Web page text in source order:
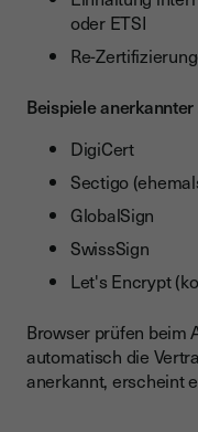
oder ETSI
Re-
Beispiele
DigiCert
Sectigo
GlobalSign
SwissSign
Let's Encrypt
Browser prüfen beim
automatisch die
anerkannt, erscheint